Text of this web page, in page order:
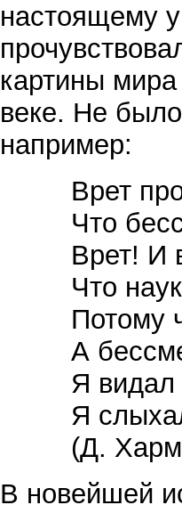
настоящему
картины
веке. Не
например:
Врет
Что
Врет! И
Что
Потому
А
Я видал
Я
(Д.
В новейшей